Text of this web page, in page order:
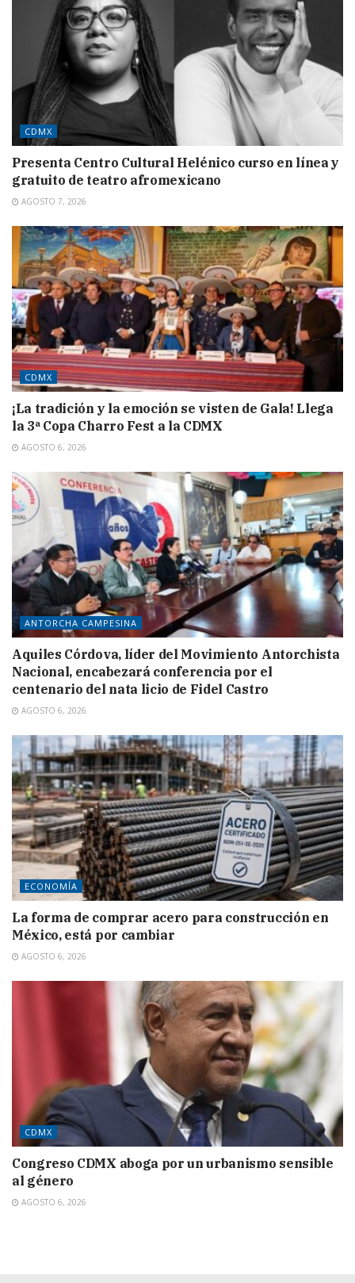
CDMX
Presenta Centro Cultural Helénico curso en línea y
gratuito de teatro afromexicano
AGOSTO 7, 2026
CDMX
¡La tradición y la emoción se visten de Gala! Llega
la 3ª Copa Charro Fest a la CDMX
AGOSTO 6, 2026
ANTORCHA CAMPESINA
Aquiles Córdova, líder del Movimiento Antorchista
Nacional, encabezará conferencia por el
centenario del nata licio de Fidel Castro
AGOSTO 6, 2026
ECONOMÍA
La forma de comprar acero para construcción en
México, está por cambiar
AGOSTO 6, 2026
CDMX
Congreso CDMX aboga por un urbanismo sensible
al género
AGOSTO 6, 2026